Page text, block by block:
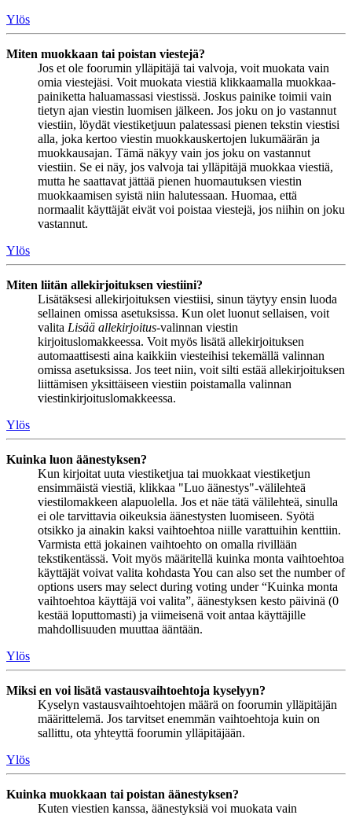
Ylös
Miten muokkaan tai poistan viestejä?
Jos et ole foorumin ylläpitäjä tai valvoja, voit muokata vain
omia viestejäsi. Voit muokata viestiä klikkaamalla muokkaa-
painiketta haluamassasi viestissä. Joskus painike toimii vain
tietyn ajan viestin luomisen jälkeen. Jos joku on jo vastannut
viestiin, löydät viestiketjuun palatessasi pienen tekstin viestisi
alla, joka kertoo viestin muokkauskertojen lukumäärän ja
muokkausajan. Tämä näkyy vain jos joku on vastannut
viestiin. Se ei näy, jos valvoja tai ylläpitäjä muokkaa viestiä,
mutta he saattavat jättää pienen huomautuksen viestin
muokkaamisen syistä niin halutessaan. Huomaa, että
normaalit käyttäjät eivät voi poistaa viestejä, jos niihin on joku
vastannut.
Ylös
Miten liitän allekirjoituksen viestiini?
Lisätäksesi allekirjoituksen viestiisi, sinun täytyy ensin luoda
sellainen omissa asetuksissa. Kun olet luonut sellaisen, voit
valita Lisää allekirjoitus-valinnan viestin
kirjoituslomakkeessa. Voit myös lisätä allekirjoituksen
automaattisesti aina kaikkiin viesteihisi tekemällä valinnan
omissa asetuksissa. Jos teet niin, voit silti estää allekirjoituksen
liittämisen yksittäiseen viestiin poistamalla valinnan
viestinkirjoituslomakkeessa.
Ylös
Kuinka luon äänestyksen?
Kun kirjoitat uuta viestiketjua tai muokkaat viestiketjun
ensimmäistä viestiä, klikkaa "Luo äänestys"-välilehteä
viestilomakkeen alapuolella. Jos et näe tätä välilehteä, sinulla
ei ole tarvittavia oikeuksia äänestysten luomiseen. Syötä
otsikko ja ainakin kaksi vaihtoehtoa niille varattuihin kenttiin.
Varmista että jokainen vaihtoehto on omalla rivillään
tekstikentässä. Voit myös määritellä kuinka monta vaihtoehtoa
käyttäjät voivat valita kohdasta You can also set the number of
options users may select during voting under “Kuinka monta
vaihtoehtoa käyttäjä voi valita”, äänestyksen kesto päivinä (0
kestää loputtomasti) ja viimeisenä voit antaa käyttäjille
mahdollisuuden muuttaa ääntään.
Ylös
Miksi en voi lisätä vastausvaihtoehtoja kyselyyn?
Kyselyn vastausvaihtoehtojen määrä on foorumin ylläpitäjän
määrittelemä. Jos tarvitset enemmän vaihtoehtoja kuin on
sallittu, ota yhteyttä foorumin ylläpitäjään.
Ylös
Kuinka muokkaan tai poistan äänestyksen?
Kuten viestien kanssa, äänestyksiä voi muokata vain